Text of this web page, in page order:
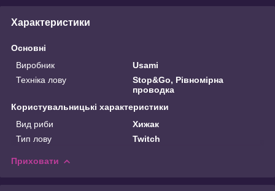
Характеристики
Основні
Виробник
Usami
Техніка лову
Stop&Go, Рівномірна
проводка
Користувальницькі характеристики
Вид риби
Хижак
Тип лову
Twitch
Приховати